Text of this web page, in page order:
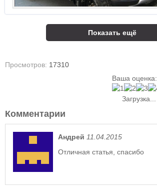
Показать ещё
Просмотров: 17310
Ваша оценка:
Загрузка...
Комментарии
Андрей 11.04.2015
Отличная статья, спасибо